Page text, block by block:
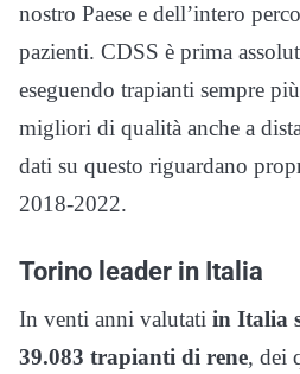
nostro Paese e dell’intero
pazienti. CDSS è prima
eseguendo trapianti sempre
migliori di qualità anche a
dati su questo riguardano
2018-2022.
Torino leader in Italia
In venti anni valutati in Italia
39.083 trapianti di rene, dei